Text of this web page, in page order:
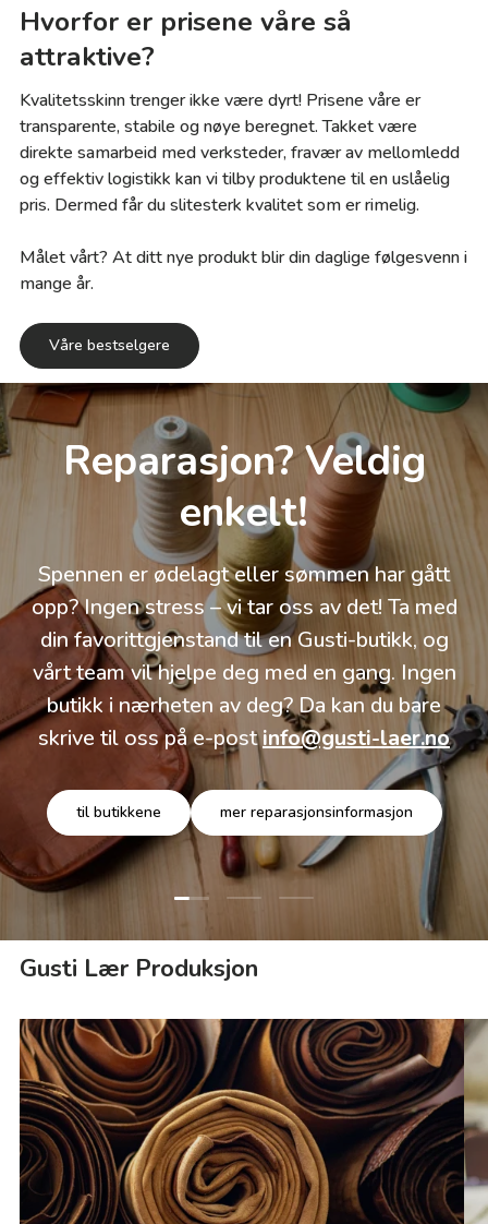
Hvorfor er prisene våre så
attraktive?
Kvalitetsskinn trenger ikke være dyrt! Prisene våre er
transparente, stabile og nøye beregnet. Takket være
direkte samarbeid med verksteder, fravær av mellomledd
og effektiv logistikk kan vi tilby produktene til en uslåelig
pris. Dermed får du slitesterk kvalitet som er rimelig.
Målet vårt? At ditt nye produkt blir din daglige følgesvenn i
mange år.
Våre bestselgere
Reparasjon? Veldig
enkelt!
Spennen er ødelagt eller sømmen har gått
opp? Ingen stress – vi tar oss av det! Ta med
din favorittgjenstand til en Gusti-butikk, og
vårt team vil hjelpe deg med en gang. Ingen
butikk i nærheten av deg? Da kan du bare
skrive til oss på e-postinfo@gusti-laer.no
til butikkene mer reparasjonsinformasjon
Last lysbilde 1 av 3
Last lysbilde 2 av 3
Last lysbilde 3 av 3
Gusti Lær Produksjon